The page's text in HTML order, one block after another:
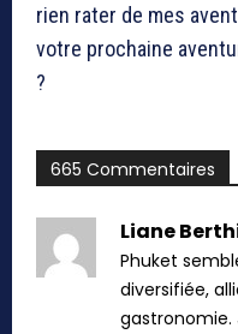
rien rater de mes
votre prochaine
?
665 Commentaires
Liane
Phuket
diversifiée,
gastronomie.